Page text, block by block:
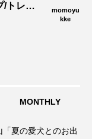
/トレイ
momoyu
kke
MONTHLY
「夏の愛犬とのお出